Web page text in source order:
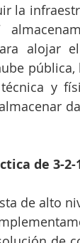
la
alojar
y
de 3-2-
de alto